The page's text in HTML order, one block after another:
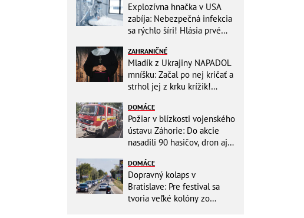
Explozívna hnačka v USA
zabíja: Nebezpečná infekcia
sa rýchlo šíri! Hlásia prvé
ZAHRANIČNÉ
Mladík z Ukrajiny NAPADOL
mníšku: Začal po nej kričať a
strhol jej z krku krížik!
niečo iné
DOMÁCE
Požiar v blízkosti vojenského
ústavu Záhorie: Do akcie
nasadili 90 hasičov, dron aj
DOMÁCE
Dopravný kolaps v
Bratislave: Pre festival sa
tvoria veľké kolóny zo